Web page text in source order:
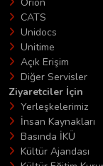
CATS
Unidocs
Unitime
Açık Erişim
Diğer Servisler
Ziyaretciler İçin
Yerleşkelerimiz
İnsan Kaynakları
Basında İKÜ
Kültür Ajandası